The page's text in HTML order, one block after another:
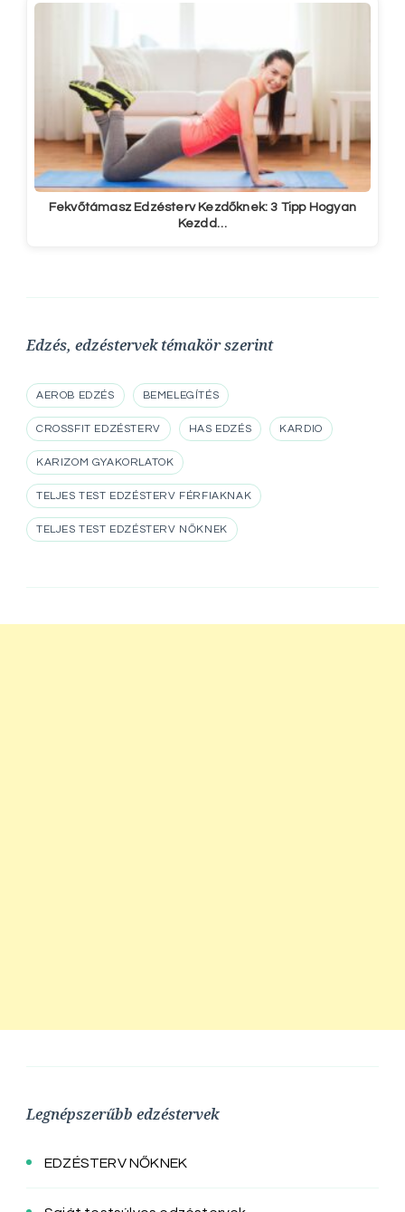
Fekvőtámasz Edzésterv Kezdőknek: 3 Tipp Hogyan
Kezdd…
Edzés, edzéstervek témakör szerint
AEROB EDZÉS BEMELEGÍTÉS
CROSSFIT EDZÉSTERV HAS EDZÉS KARDIO
KARIZOM GYAKORLATOK
TELJES TEST EDZÉSTERV FÉRFIAKNAK
TELJES TEST EDZÉSTERV NŐKNEK
Legnépszerűbb edzéstervek
EDZÉSTERV NŐKNEK